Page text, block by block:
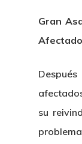
Gran
su